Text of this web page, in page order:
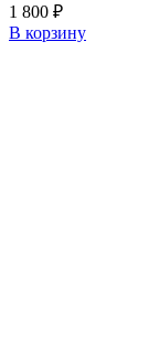
1 800 ₽
В корзину